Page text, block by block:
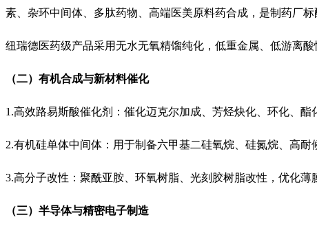
素、杂环中间体、多肽药物、高端医美原料药合成，是制药厂标
纽瑞德医药级产品采用无水无氧精馏纯化，低重金属、低游离
（二）有机合成与新材料催化
1.高效路易斯酸催化剂：催化迈克尔加成、芳烃炔化、环化、
2.有机硅单体中间体：用于制备六甲基二硅氧烷、硅氮烷、高
3.高分子改性：聚酰亚胺、环氧树脂、光刻胶树脂改性，优化薄
（三）半导体与精密电子制造